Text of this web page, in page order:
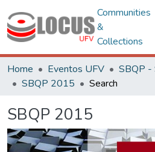
Communities
&
Collections
Home Eventos UFV
SBQP 2015
Search
SBQP 2015